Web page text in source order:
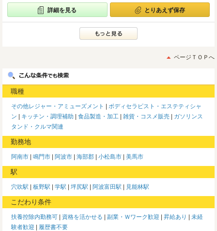
詳細を見る とりあえず保存
ページＴＯＰへ
職種
その他レジャー・アミューズメント
ボディセラピスト・エステティシャ
ン
キッチン・調理補助 食品製造・加工 雑貨・コスメ販売
ガソリンス
タンド・クルマ関連
勤務地
阿南市 鳴門市 阿波市 海部郡 小松島市 美馬市
駅
穴吹駅 板野駅 学駅 坪尻駅 阿波富田駅 見能林駅
こだわり条件
扶養控除内勤務可 資格を活かせる 副業・Ｗワーク歓迎 昇給あり
未経
験者歓迎
履歴書不要